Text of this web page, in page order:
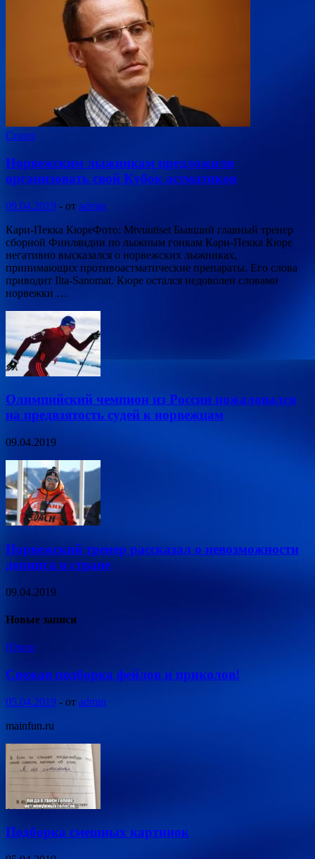
Спорт
Норвежским лыжникам предложили
организовать свой Кубок астматиков
09.04.2019 - от admin
Кари-Пекка КюреФото: Mtvuutiset Бывший главный тренер
сборной Финляндии по лыжным гонкам Кари-Пекка Кюре
негативно высказался о норвежских лыжниках,
принимающих противоастматические препараты. Его слова
приводит Ilta-Sanomat. Кюре остался недоволен словами
норвежки …
Олимпийский чемпион из России пожаловался
на предвзятость судей к норвежцам
09.04.2019
Норвежский тренер рассказал о невозможности
допинга в стране
09.04.2019
Новые записи
Юмор
Свежая подборка фейлов и приколов!
05.04.2019 - от admin
mainfun.ru
Подборка смешных картинок